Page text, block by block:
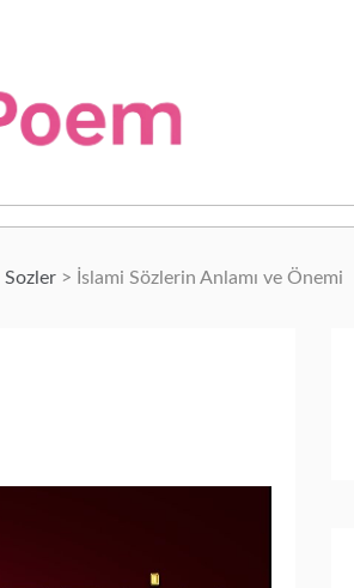
Sozler> İslami Sözlerin Anlamı ve Önemi